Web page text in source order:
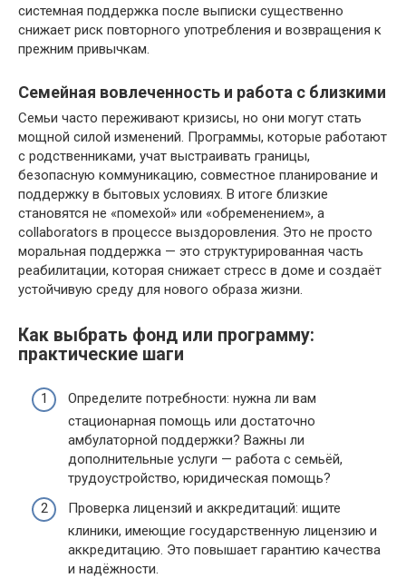
системная поддержка после выписки существенно
снижает риск повторного употребления и возвращения к
прежним привычкам.
Семейная вовлеченность и работа с близкими
Семьи часто переживают кризисы, но они могут стать
мощной силой изменений. Программы, которые работают
с родственниками, учат выстраивать границы,
безопасную коммуникацию, совместное планирование и
поддержку в бытовых условиях. В итоге близкие
становятся не «помехой» или «обременением», а
collaborators в процессе выздоровления. Это не просто
моральная поддержка — это структурированная часть
реабилитации, которая снижает стресс в доме и создаёт
устойчивую среду для нового образа жизни.
Как выбрать фонд или программу:
практические шаги
Определите потребности: нужна ли вам
стационарная помощь или достаточно
амбулаторной поддержки? Важны ли
дополнительные услуги — работа с семьёй,
трудоустройство, юридическая помощь?
Проверка лицензий и аккредитаций: ищите
клиники, имеющие государственную лицензию и
аккредитацию. Это повышает гарантию качества
и надёжности.